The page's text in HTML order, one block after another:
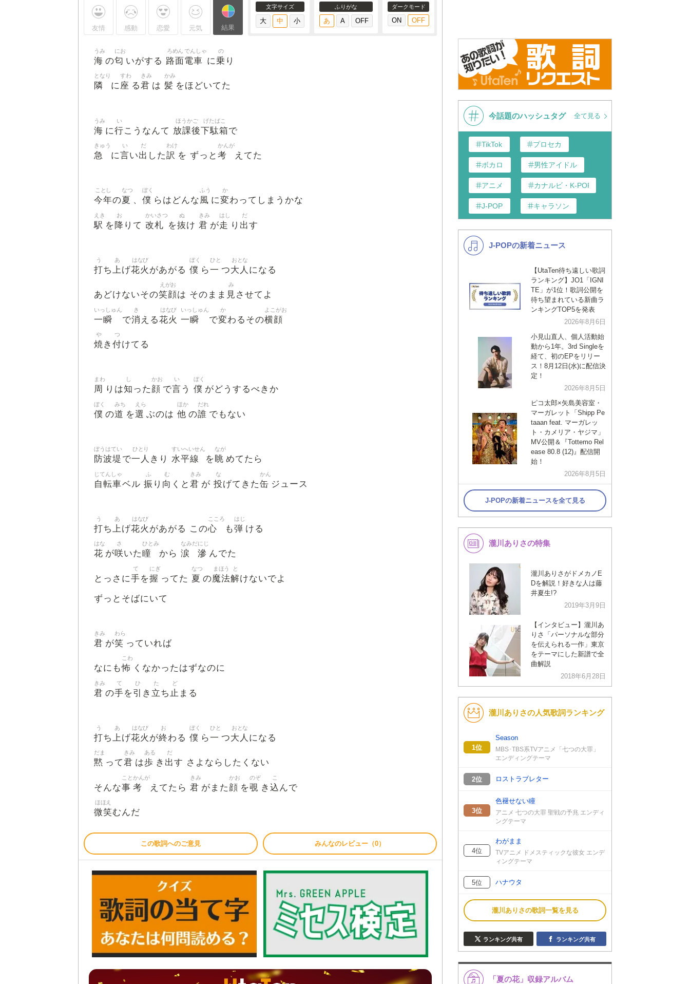
友情 感動 恋愛 元気 結果
文字サイズ ふりがな ダークモード
海
うみ
の匂
にお
いがする 路面
ろめん
電車
でんしゃ
に乗
の
り
隣
となり
に座
すわ
る君
きみ
は 髪
かみ
をほどいてた
海
うみ
に行
い
こうなんて 放課後
ほうかご
下駄箱
げたばこ
で
急
きゅう
に言
い
い出
だ
した訳
わけ
を ずっと 考
かんが
えてた
今年
ことし
の夏
なつ
、 僕
ぼく
らはどんな風
ふう
に変
か
わってしまうかな
駅
えき
を 降
お
りて 改札
かいさつ
を抜
ぬ
け 君
きみ
が走
はし
り 出
だ
す
打
う
ち上
あ
げ花火
はなび
があがる 僕
ぼく
ら一
ひと
つ大人
おとな
になる
あどけないその笑顔
えがお
は そのまま 見
み
させてよ
一瞬
いっしゅん
で消
き
える花火
はなび
一瞬
いっしゅん
で変
か
わるその横顔
よこがお
焼
や
き 付
つ
けてる
周
まわ
りは知
し
った 顔
かお
で言
い
う 僕
ぼく
がどうするべきか
僕
ぼく
の道
みち
を選
えら
ぶのは 他
ほか
の誰
だれ
でもない
防波堤
ぼうはてい
で一人
ひとり
きり 水平線
すいへいせん
を 眺
なが
めてたら
自転車
じてんしゃ
ベル 振
ふ
り 向
む
くと 君
きみ
が 投
な
げてきた缶
かん
ジュース
打
う
ち上
あ
げ花火
はなび
があがる この心
こころ
も弾
はじ
ける
花
はな
が咲
さ
いた瞳
ひとみ
から 涙
なみだ
滲
にじ
んでた
とっさに手
て
を握
にぎ
ってた 夏
なつ
の魔法
まほう
解
と
けないでよ
ずっとそばにいて
君
きみ
が笑
わら
っていれば
なにも怖
こわ
くなかったはずなのに
君
きみ
の手
て
を引
ひ
き 立
た
ち 止
ど
まる
打
う
ち上
あ
げ花火
はなび
が終
お
わる 僕
ぼく
ら一
ひと
つ大人
おとな
になる
黙
だま
って君
きみ
は歩
ある
き 出
だ
す さよならしたくない
そんな事
こと
考
かんが
えてたら 君
きみ
がまた 顔
かお
を覗
のぞ
き 込
こ
んで
微笑
ほほえ
むんだ
この歌詞へのご意見 みんなのレビュー（0）
今話題のハッシュタグ 全て見る
TikTok プロセカ
ボカロ 男性アイドル
アニメ カナルビ・K-POP和訳
J-POP キャラソン
K-POP バンド
洋楽
ディズニー
J-POPの新着ニュース
【UtaTen待ち遠しい歌詞
ランキング】JO1「IGNI
TE」が1位！歌詞公開を
待ち望まれている新曲ラ
ンキングTOP5を発表
2026年8月6日
小見山直人、個人活動始
動から1年。3rd Singleを
経て、初のEPをリリー
ス！8月12日(水)に配信決
定！
2026年8月5日
ピコ太郎×矢島美容室・
マーガレット「Shipp Pe
taaan feat. マーガレッ
ト・カメリア・ヤジマ」
MV公開＆『Tottemo Rel
ease 80.8 (12)』配信開
始！
2026年8月5日
J-POPの新着ニュースを全て見る
瀧川ありさの特集
瀧川ありさがドメカノE
Dを解説！好きな人は藤
井夏生!?
2019年3月9日
【インタビュー】瀧川あ
りさ「パーソナルな部分
を伝えられる一作」東京
をテーマにした新譜で全
曲解説
2018年6月28日
瀧川ありさの人気歌詞ランキング
1位
Season
MBS･TBS系TVアニメ「七つの大罪」
エンディングテーマ
2位 ロストラブレター
3位
色褪せない瞳
アニメ 七つの大罪 聖戦の予兆 エンディ
ングテーマ
4位
わがまま
TVアニメ ドメスティックな彼女 エンデ
ィングテーマ
5位 ハナウタ
瀧川ありさの歌詞一覧を見る
ランキング共有 ランキング共有
「夏の花」収録アルバム